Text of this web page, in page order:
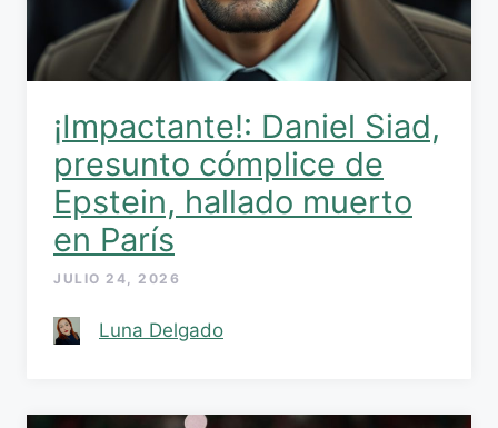
¡Impactante!: Daniel Siad,
presunto cómplice de
Epstein, hallado muerto
en París
JULIO 24, 2026
Luna Delgado